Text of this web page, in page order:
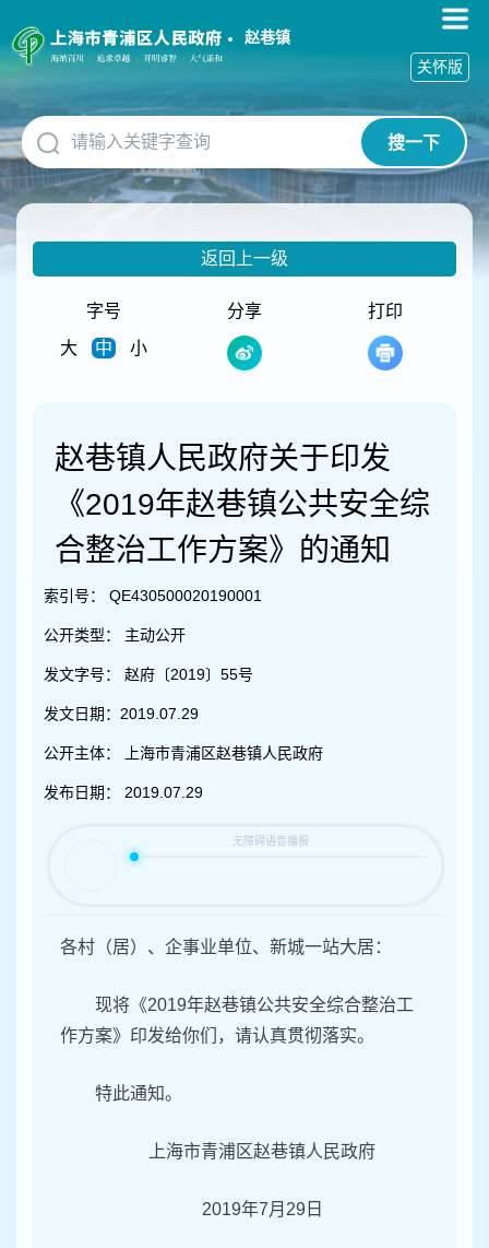
障
碍
作
说
明
跳
到
网
赵巷镇
搜一下
关怀版
返回上一级
字号
大
中 小
分享 打印
赵巷镇人民政府关于印发
《2019年赵巷镇公共安全综
合整治工作方案》的通知
索引号： QE430500020190001
公开类型： 主动公开
发文字号： 赵府〔2019〕55号
发文日期： 2019.07.29
公开主体： 上海市青浦区赵巷镇人民政府
发布日期： 2019.07.29
各村（居）、企事业单位、新城一站大居：
现将《2019年赵巷镇公共安全综合整治工
作方案》印发给你们，请认真贯彻落实。
特此通知。
上海市青浦区赵巷镇人民政府
2019年7月29日